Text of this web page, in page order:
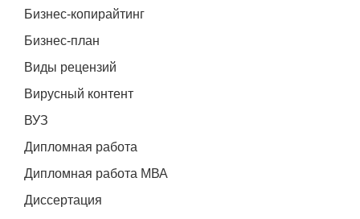
Бизнес-копирайтинг
Бизнес-план
Виды рецензий
Вирусный контент
ВУЗ
Дипломная работа
Дипломная работа МВА
Диссертация